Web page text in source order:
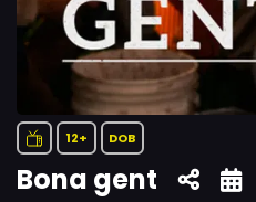
12+ DOB
Bona gent